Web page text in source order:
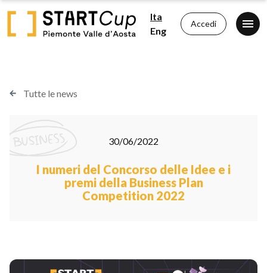
Ita
Eng
Accedi
Tutte le news
30/06/2022
I numeri del Concorso delle Idee e i
premi della Business Plan
Competition 2022